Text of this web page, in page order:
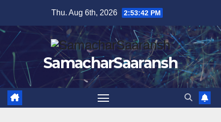
content
Thu. Aug 6th, 2026 2:53:43 PM
SamacharSaaransh